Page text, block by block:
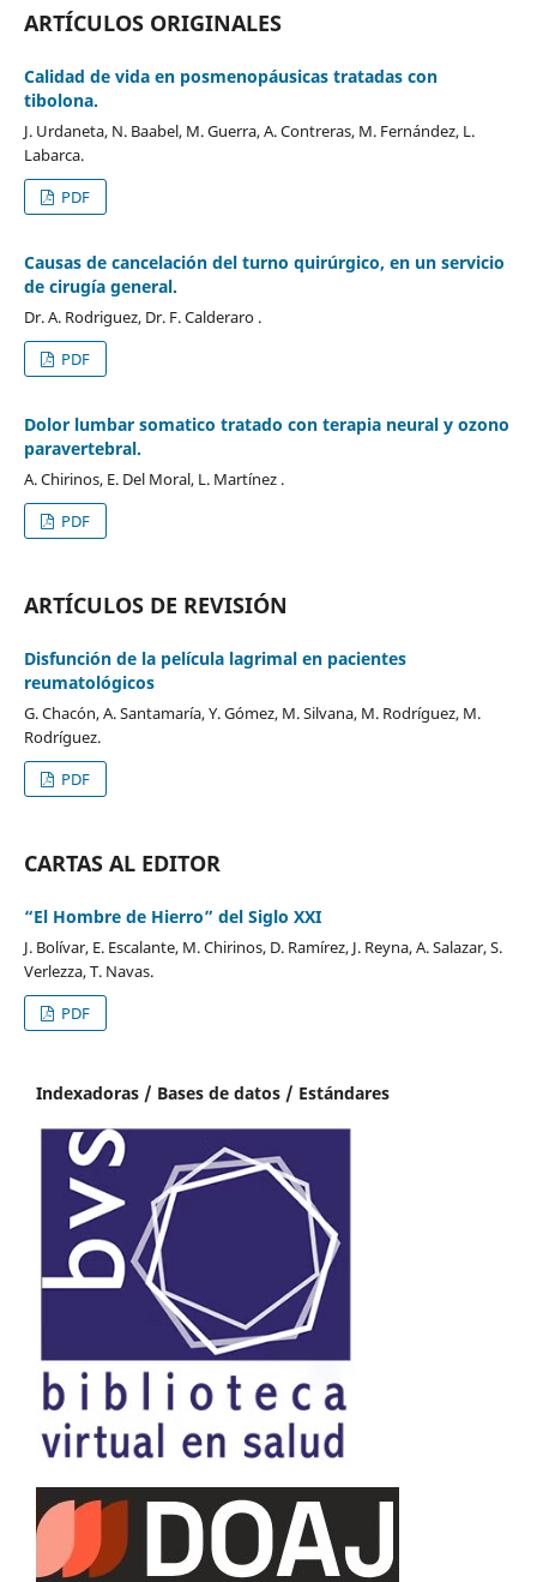
ARTÍCULOS ORIGINALES
Calidad de vida en posmenopáusicas tratadas con
tibolona.
J. Urdaneta, N. Baabel, M. Guerra, A. Contreras, M. Fernández, L.
Labarca.
PDF
Causas de cancelación del turno quirúrgico, en un servicio
de cirugía general.
Dr. A. Rodriguez, Dr. F. Calderaro .
PDF
Dolor lumbar somatico tratado con terapia neural y ozono
paravertebral.
A. Chirinos, E. Del Moral, L. Martínez .
PDF
ARTÍCULOS DE REVISIÓN
Disfunción de la película lagrimal en pacientes
reumatológicos
G. Chacón, A. Santamaría, Y. Gómez, M. Silvana, M. Rodríguez, M.
Rodríguez.
PDF
CARTAS AL EDITOR
“El Hombre de Hierro” del Siglo XXI
J. Bolívar, E. Escalante, M. Chirinos, D. Ramírez, J. Reyna, A. Salazar, S.
Verlezza, T. Navas.
PDF
Indexadoras / Bases de datos / Estándares